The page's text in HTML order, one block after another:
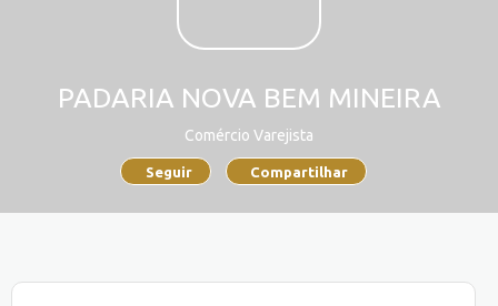
PADARIA NOVA BEM MINEIRA
Comércio Varejista
Seguir Compartilhar